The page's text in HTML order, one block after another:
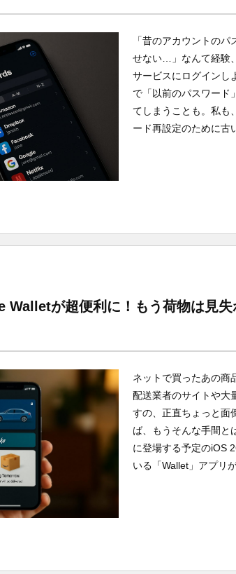
「昔のアカウントの
せない…」なんて経験
サービスにログインし
で「以前のパスワード
てしまうことも。私も
ード再設定のために古
Walletが超便利に！もう荷物は見
ネットで買ったあの商
配送業者のサイトや大
すの、正直ちょっと面
ば、もうそんな手間と
に登場する予定のiOS
いる「Wallet」アプリ